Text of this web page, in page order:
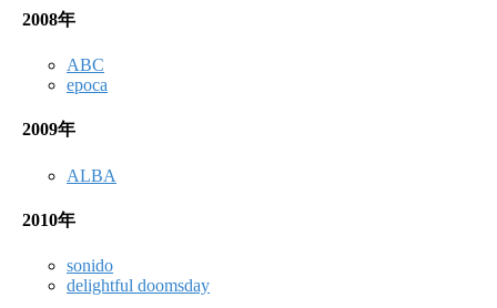
2008年
ABC
epoca
2009年
ALBA
2010年
sonido
delightful doomsday